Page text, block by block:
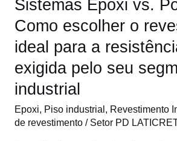
k
n
a
m
Sistemas Epóxi vs.
Como escolher o
ideal para a
exigida pelo seu
industrial
Epoxi, Piso industrial , Revestimento
de revestimento/ Setor PD
Epóxi
Poliuretano:
Como
escolher
revestimento